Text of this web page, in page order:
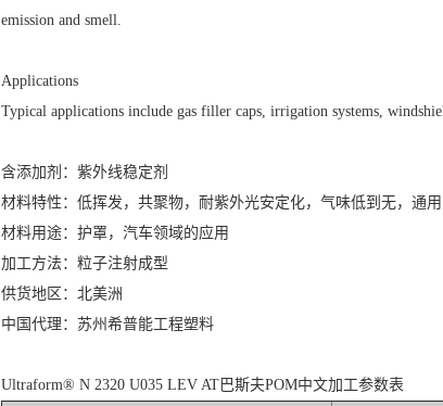
emission and smell.
Applications
Typical applications include gas filler caps, irrigation systems,
含添加剂：紫外线稳定剂
材料特性：低挥发，共聚物，耐紫外光安定化，气味低到无，通用
材料用途：护罩，汽车领域的应用
加工方法：粒子注射成型
供货地区：北美洲
中国代理：苏州希普能工程塑料
Ultraform® N 2320 U035 LEV AT巴斯夫POM中文加工参数表